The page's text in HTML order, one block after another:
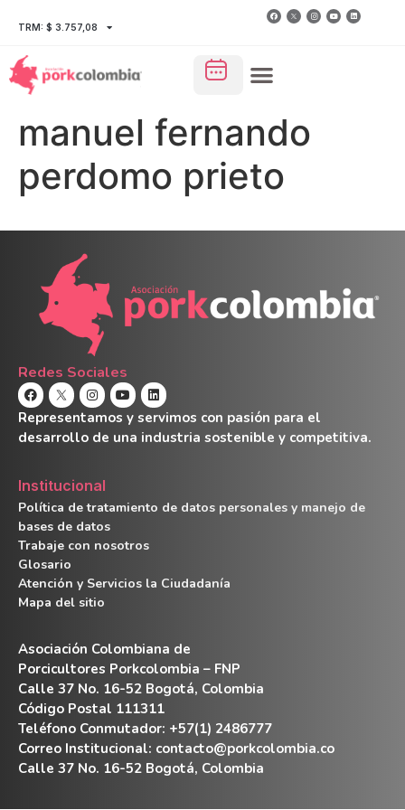
TRM: $ 3.757,08
manuel fernando
perdomo prieto
Redes Sociales
Representamos y servimos con pasión para el
desarrollo de una industria sostenible y competitiva.
Institucional
Política de tratamiento de datos personales y manejo de
bases de datos
Trabaje con nosotros
Glosario
Atención y Servicios la Ciudadanía
Mapa del sitio
Asociación Colombiana de
Porcicultores Porkcolombia – FNP
Calle 37 No. 16-52 Bogotá, Colombia
Código Postal 111311
Teléfono Conmutador: +57(1) 2486777
Correo Institucional: contacto@porkcolombia.co
Calle 37 No. 16-52 Bogotá, Colombia